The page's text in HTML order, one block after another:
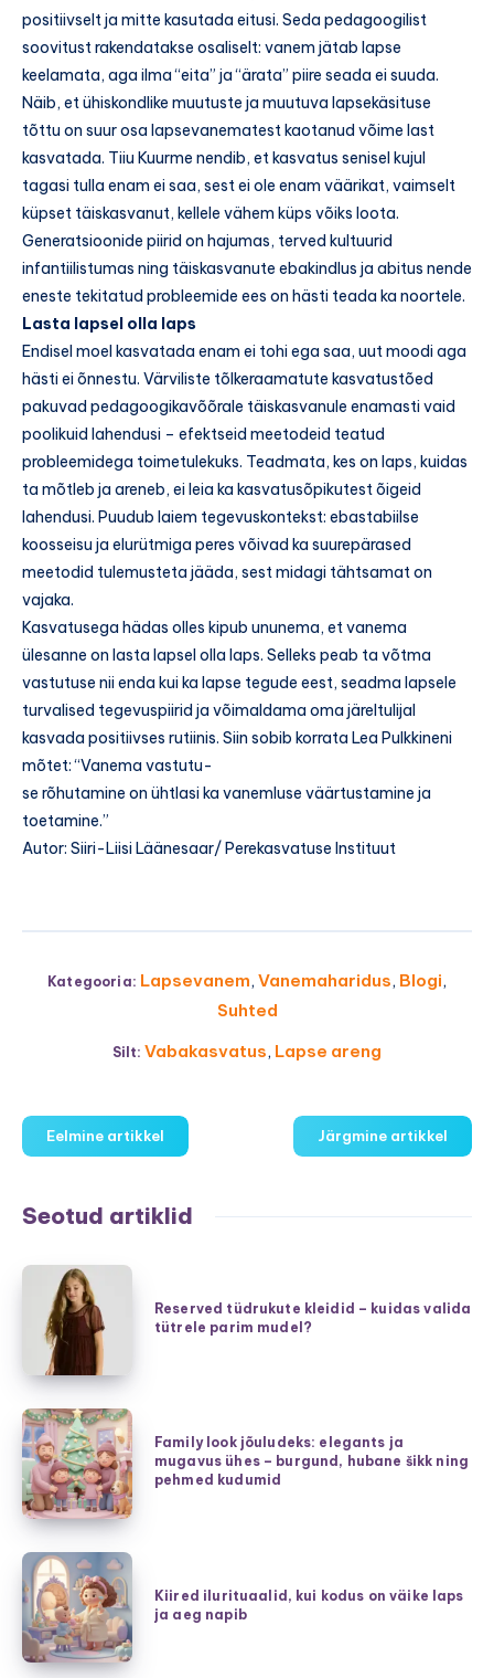
positiivselt ja mitte kasutada eitusi. Seda pedagoogilist
soovitust rakendatakse osaliselt: vanem jätab lapse
keelamata, aga ilma “eita” ja “ärata” piire seada ei suuda.
Näib, et ühiskondlike muutuste ja muutuva lapsekäsituse
tõttu on suur osa lapsevanematest kaotanud võime last
kasvatada. Tiiu Kuurme nendib, et kasvatus senisel kujul
tagasi tulla enam ei saa, sest ei ole enam väärikat, vaimselt
küpset täiskasvanut, kellele vähem küps võiks loota.
Generatsioonide piirid on hajumas, terved kultuurid
infantiilistumas ning täiskasvanute ebakindlus ja abitus nende
eneste tekitatud probleemide ees on hästi teada ka noortele.
Lasta lapsel olla laps
Endisel moel kasvatada enam ei tohi ega saa, uut moodi aga
hästi ei õnnestu. Värviliste tõlkeraamatute kasvatustõed
pakuvad pedagoogikavõõrale täiskasvanule enamasti vaid
poolikuid lahendusi – efektseid meetodeid teatud
probleemidega toimetulekuks. Teadmata, kes on laps, kuidas
ta mõtleb ja areneb, ei leia ka kasvatusõpikutest õigeid
lahendusi. Puudub laiem tegevuskontekst: ebastabiilse
koosseisu ja elurütmiga peres võivad ka suurepärased
meetodid tulemusteta jääda, sest midagi tähtsamat on
vajaka.
Kasvatusega hädas olles kipub ununema, et vanema
ülesanne on lasta lapsel olla laps. Selleks peab ta võtma
vastutuse nii enda kui ka lapse tegude eest, seadma lapsele
turvalised tegevuspiirid ja võimaldama oma järeltulijal
kasvada positiivses rutiinis. Siin sobib korrata Lea Pulkkineni
mõtet: “Vanema vastutu-
se rõhutamine on ühtlasi ka vanemluse väärtustamine ja
toetamine.”
Autor: Siiri-Liisi Läänesaar/ Perekasvatuse Instituut
Kategooria: Lapsevanem, Vanemaharidus, Blogi,
Suhted
Silt: Vabakasvatus, Lapse areng
Eelmine artikkel Järgmine artikkel
Seotud artiklid
Reserved
tüdrukute
kleidid
kuidas
valida
tütrele
parim
mudel?
Reserved tüdrukute kleidid – kuidas valida
tütrele parim mudel?
Family
look
jõuludeks:
elegants
mugavus
ühes
burgund,
hubane
Family look jõuludeks: elegants ja
mugavus ühes – burgund, hubane šikk ning
pehmed kudumid
Kiired
ilurituaalid,
kui
kodus
Kiired ilurituaalid, kui kodus on väike laps
ja aeg napib